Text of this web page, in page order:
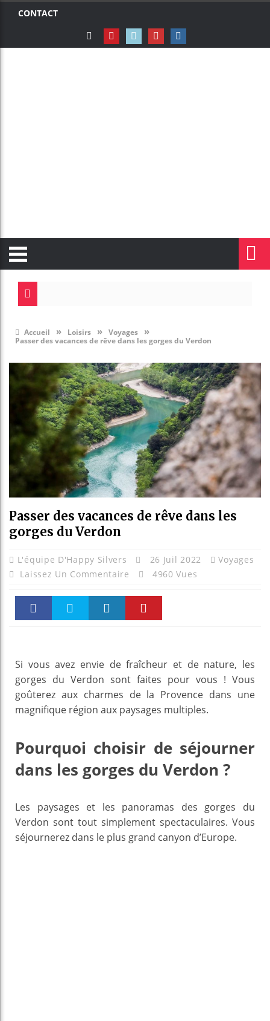
CONTACT
Accueil » Loisirs » Voyages »
Passer des vacances de rêve dans les gorges du Verdon
Passer des vacances de rêve dans les
gorges du Verdon
L'équipe D'Happy Silvers 26 Juil 2022
Voyages
Laissez Un Commentaire
4960 Vues
Si vous avez envie de fraîcheur et de nature, les
gorges du Verdon sont faites pour vous ! Vous
goûterez aux charmes de la Provence dans une
magnifique région aux paysages multiples.
Pourquoi choisir de séjourner
dans les gorges du Verdon ?
Les paysages et les panoramas des gorges du
Verdon sont tout simplement spectaculaires. Vous
séjournerez dans le plus grand canyon d’Europe.